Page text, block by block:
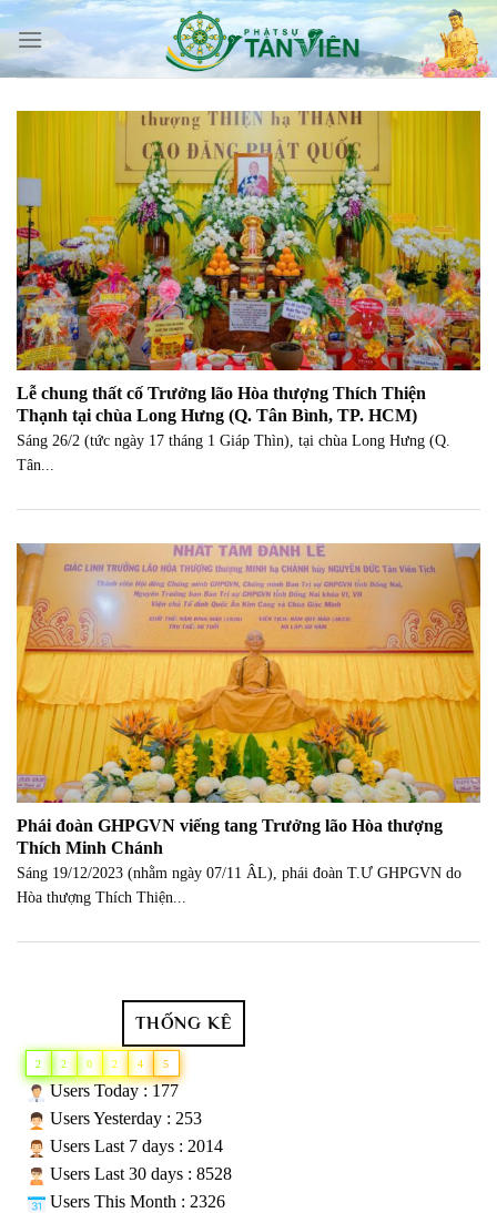
Skip
content
Lễ chung thất cố Trưởng lão Hòa thượng Thích Thiện
Thạnh tại chùa Long Hưng (Q. Tân Bình, TP. HCM)
Sáng 26/2 (tức ngày 17 tháng 1 Giáp Thìn), tại chùa Long Hưng (Q.
Tân...
Phái đoàn GHPGVN viếng tang Trưởng lão Hòa thượng
Thích Minh Chánh
Sáng 19/12/2023 (nhằm ngày 07/11 ÂL), phái đoàn T.Ư GHPGVN do
Hòa thượng Thích Thiện...
THỐNG KÊ
2 2 0 2 4 5
Users Today : 177
Users Yesterday : 253
Users Last 7 days : 2014
Users Last 30 days : 8528
Users This Month : 2326